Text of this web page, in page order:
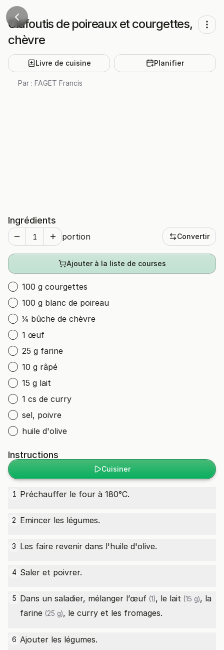
Clafoutis de poireaux et courgettes,
chèvre
Livre de cuisine Planifier
Par : FAGET Francis
Ingrédients
portion Convertir
Ajouter à la liste de courses
100 g courgettes
100 g blanc de poireau
¼ bûche de chèvre
1 œuf
25 g farine
10 g râpé
15 g lait
1 cs de curry
sel, poivre
huile d'olive
Instructions
Cuisiner
1 Préchauffer le four à 180°C.
2 Emincer les légumes.
3 Les faire revenir dans l'huile d'olive.
4 Saler et poivrer.
5 Dans un saladier, mélanger l’œuf (1), le lait (15 g), la
farine (25 g), le curry et les fromages.
6 Ajouter les légumes.